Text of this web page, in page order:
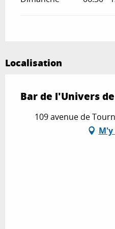
Localisation
Bar de l'Univers
109 avenue de